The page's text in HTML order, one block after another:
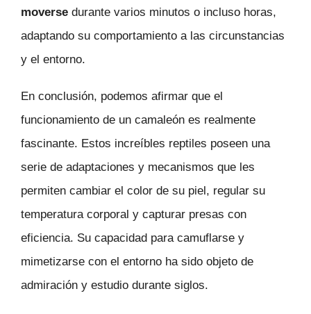
moverse durante varios minutos o incluso horas,
adaptando su comportamiento a las circunstancias
y el entorno.
En conclusión, podemos afirmar que el
funcionamiento de un camaleón es realmente
fascinante. Estos increíbles reptiles poseen una
serie de adaptaciones y mecanismos que les
permiten cambiar el color de su piel, regular su
temperatura corporal y capturar presas con
eficiencia. Su capacidad para camuflarse y
mimetizarse con el entorno ha sido objeto de
admiración y estudio durante siglos.